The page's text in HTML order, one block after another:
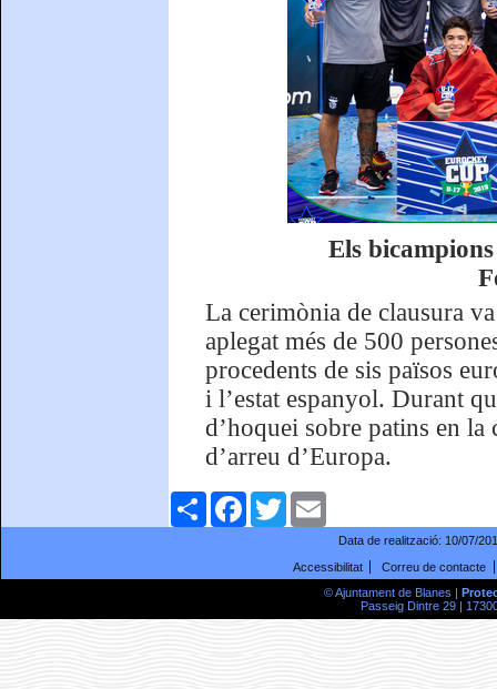
Els
La cerimònia de clausura
aplegat més de 500
procedents de sis països
i l’estat espanyol. Durant
d’hoquei sobre patins en
d’arreu d’Europa.
ComparteixFacebookTwitter
Data de realització: 10/07/
Accessibilitat
Correu de contacte
© Ajuntament de Blanes |
Passeig Dintre 29 |